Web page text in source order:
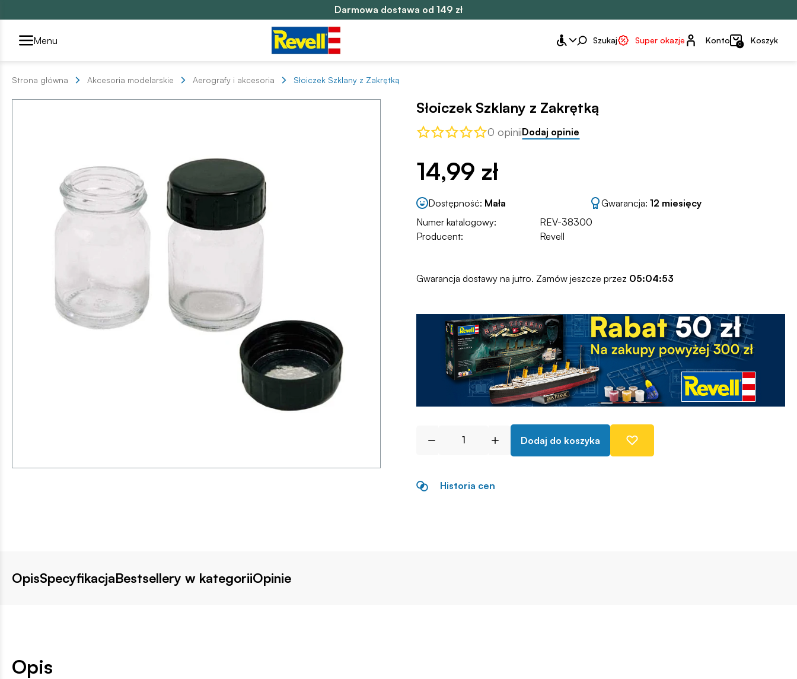
Darmowa dostawa od 149 zł
Przełącznik segmentów2
Menu Szukaj Super okazje Konto
Konto 0 Koszyk
Strona główna Akcesoria modelarskie Aerografy i akcesoria Słoiczek Szklany z Zakrętką
Słoiczek Szklany z Zakrętką
0 opiniiDodaj opinie
14,99 zł
Dostępność: Mała Gwarancja: 12 miesięcy
Numer katalogowy:
REV-38300
Producent:
Revell
Gwarancja dostawy na jutro. Zamów jeszcze przez 05:04:52
Dodaj do koszyka
Historia cen
OpisSpecyfikacjaBestsellery w kategoriiOpinie
Opis